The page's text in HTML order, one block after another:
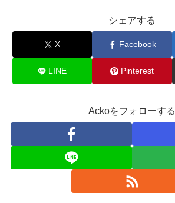
シェアする
X Facebook
LINE Pinterest
Ackoをフォローする